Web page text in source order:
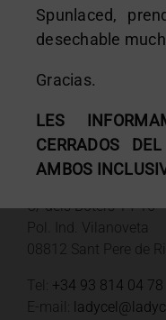
DATOS DE CONTACTO
C/ dels Boters 14-16
Pol. Ind. Vilanoveta
08812 Sant Pere de
Tel: +34 93 814 04 78
E-mail:
Spunlaced,
desechable
Gracias.
LES
CERRADOS
AMBOS